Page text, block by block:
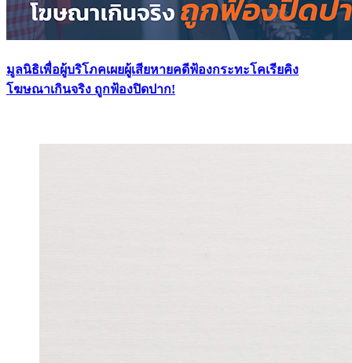
มูลนิธิเพื่อผู้บริโภคเผยผู้เสียหายคดีฟ้องกระทะโคเรียคิง
โฆษณาเกินจริง ถูกฟ้องปิดปาก!